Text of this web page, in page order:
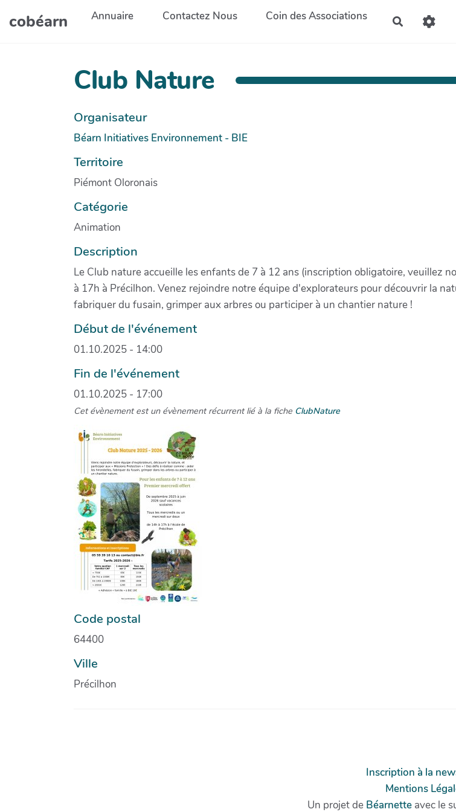
Aller au contenu principal
cobéarn Annuaire Contactez Nous Coin des Associations Rechercher
Club Nature
Organisateur
Béarn Initiatives Environnement - BIE
Territoire
Piémont Oloronais
Catégorie
Animation
Description
Le Club nature accueille les enfants de 7 à 12 ans (inscription obligatoire, veuillez
à 17h à Précilhon. Venez rejoindre notre équipe d'explorateurs pour découvrir la
fabriquer du fusain, grimper aux arbres ou participer à un chantier nature !
Début de l'événement
01.10.2025 - 14:00
Fin de l'événement
01.10.2025 - 17:00
Cet évènement est un évènement récurrent lié à la fiche ClubNature
Code postal
64400
Ville
Précilhon
Inscription à la
Mentions
Un projet de Béarnette avec le